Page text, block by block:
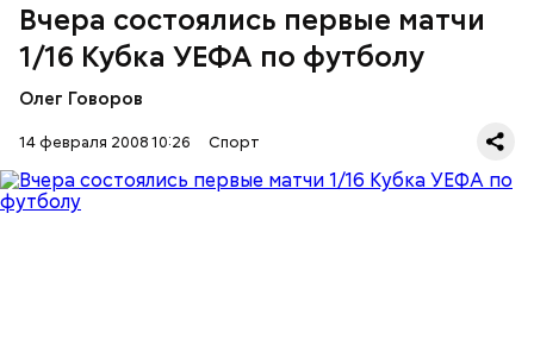
Вчера состоялись первые матчи
1/16 Кубка УЕФА по футболу
Олег Говоров
14 февраля 2008 10:26 Спорт